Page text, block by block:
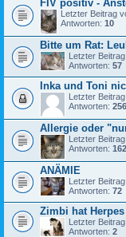
FIV positiv -
Letzter Beitrag
Antworten: 10
Bitte um Rat:
Letzter
Antworten: 57
Inka und Toni
Letzter
Antworten: 256
Allergie oder
Letzter
Antworten: 162
ANÄMIE
Letzter
Antworten: 72
Zimbi hat Herpes
Letzter
Antworten: 2